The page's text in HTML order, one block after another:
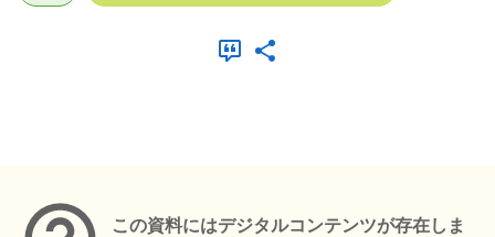
この資料にはデジタルコンテンツが存在しま